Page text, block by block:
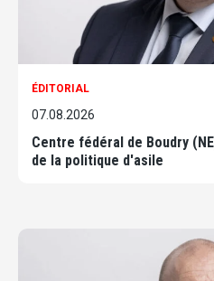
ÉDITORIAL
07.08.2026
Centre fédéral de Boudry
de la politique d'asile